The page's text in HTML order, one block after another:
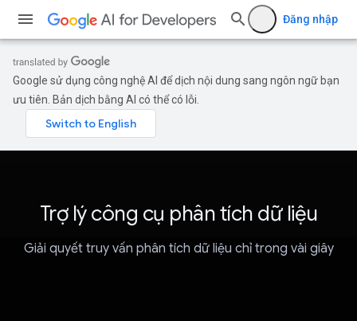
Đăng nhập
Google sử dụng công nghệ AI để dịch nội dung sang ngôn ngữ bạn
ưu tiên. Bản dịch bằng AI có thể có lỗi.
Trợ lý công cụ phân tích dữ liệu
Giải quyết truy vấn phân tích dữ liệu chỉ trong vài giây